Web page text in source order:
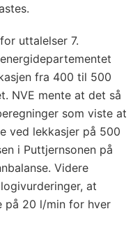
uttalelser 7.
fra 400 til 500
NVE mente at det så
som viste at
ved lekkasjer på 500
i Puttjernsonen på
Videre
at
på 20 l/min for hver